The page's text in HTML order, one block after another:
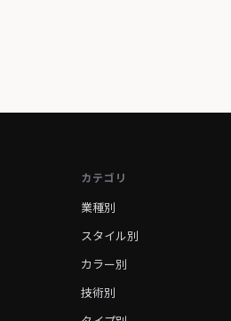
カテゴリ
業種別
スタイル別
カラー別
技術別